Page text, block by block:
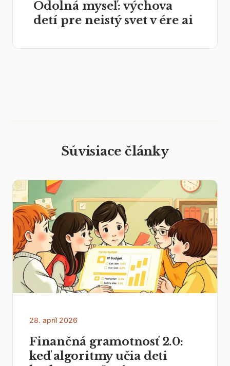
Odolná myseľ: výchova
detí pre neistý svet v ére ai
Súvisiace články
28. apríl 2026
Finančná gramotnosť 2.0:
keď algoritmy učia deti